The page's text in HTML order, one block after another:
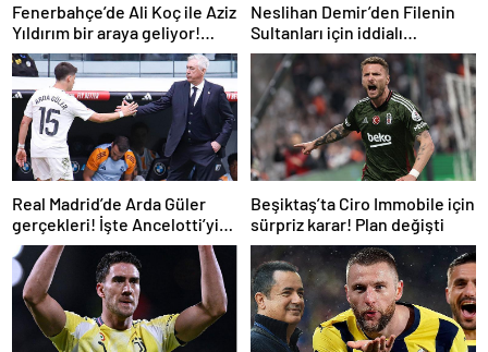
Fenerbahçe’de Ali Koç ile Aziz
Yıldırım bir araya geliyor!
Toplanan imza sayısı ortaya
çıktı
Neslihan Demir’den Filenin
Sultanları için iddialı
açıklama!
Real Madrid’de Arda Güler
gerçekleri! İşte Ancelotti’yi
yol ayrımına götüren
sebepler
Beşiktaş’ta Ciro Immobile için
sürpriz karar! Plan değişti